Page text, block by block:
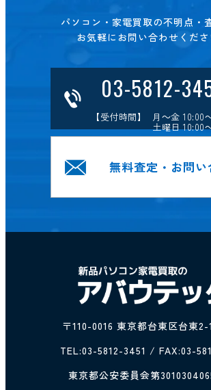
パソコン・家電買取の不明点・
お気軽にお問い合わせくださ
03-5812-
【受付時間】 月～金 10:00
土曜日 10:00
無料査定・お問い
〒110-0016 東京都台東区台東
TEL:03-5812-3451 / FAX:03-
東京都公安委員会第